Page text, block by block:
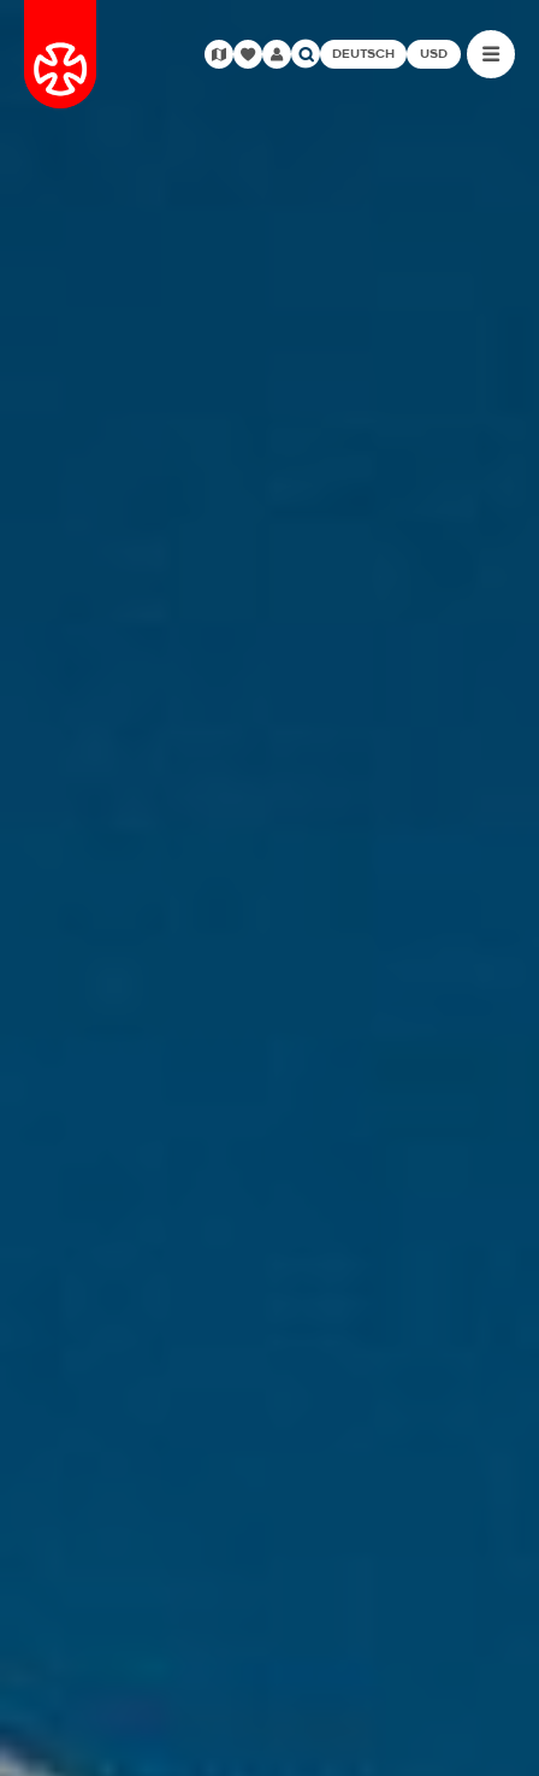
DEUTSCH USD